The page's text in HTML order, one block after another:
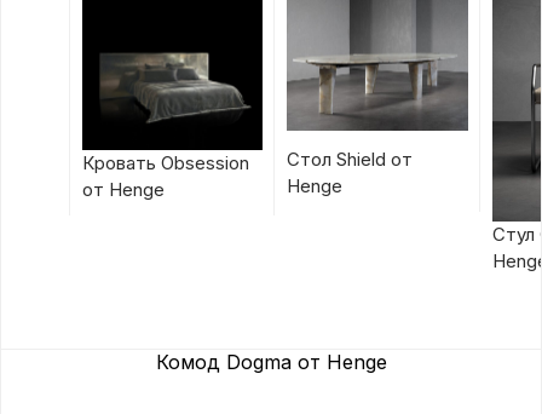
Кровать Obsession
от Henge
Стол Shield от
Henge
Стул
Комод Dogma от Henge